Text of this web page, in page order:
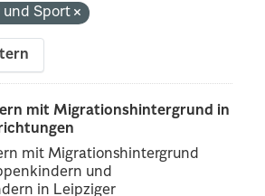
und Sport
mit Migrationshintergrund in
mit Migrationshintergrund
und
in Leipziger